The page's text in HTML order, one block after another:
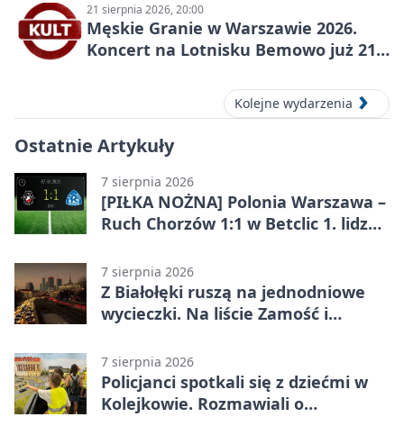
21 sierpnia 2026, 20:00
Męskie Granie w Warszawie 2026.
Koncert na Lotnisku Bemowo już 21
Kolejne wydarzenia
Ostatnie Artykuły
7 sierpnia 2026
[PIŁKA NOŻNA] Polonia Warszawa –
Ruch Chorzów 1:1 w Betclic 1. lidze.
7 sierpnia 2026
Z Białołęki ruszą na jednodniowe
wycieczki. Na liście Zamość i
7 sierpnia 2026
Policjanci spotkali się z dziećmi w
Kolejkowie. Rozmawiali o